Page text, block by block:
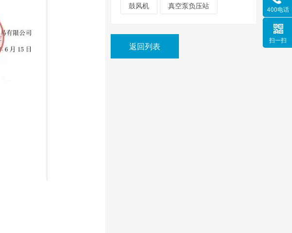
鼓风机 真空泵负压站
返回列表
400电话
扫一扫